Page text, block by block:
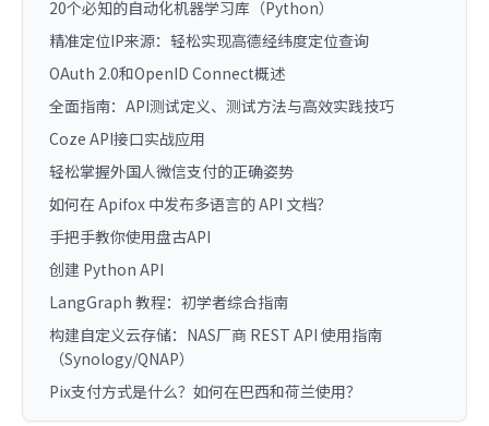
20个必知的自动化机器学习库（Python）
精准定位IP来源：轻松实现高德经纬度定位查询
OAuth 2.0和OpenID Connect概述
全面指南：API测试定义、测试方法与高效实践技巧
Coze API接口实战应用
轻松掌握外国人微信支付的正确姿势
如何在 Apifox 中发布多语言的 API 文档？
手把手教你使用盘古API
创建 Python API
LangGraph 教程：初学者综合指南
构建自定义云存储：NAS厂商 REST API 使用指南
（Synology/QNAP）
Pix支付方式是什么？如何在巴西和荷兰使用？